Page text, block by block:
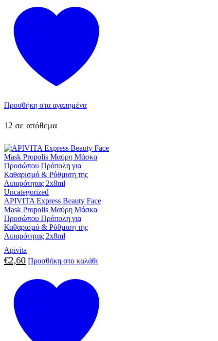
Προσθήκη στα αγαπημένα
12 σε απόθεμα
Uncategorized
APIVITA Express Beauty Face
Mask Propolis Μαύρη Μάσκα
Προσώπου Πρόπολη για
Καθαρισμό & Ρύθμιση της
Λιπαρότητας 2x8ml
Apivita
€2,60 Προσθήκη στο καλάθι